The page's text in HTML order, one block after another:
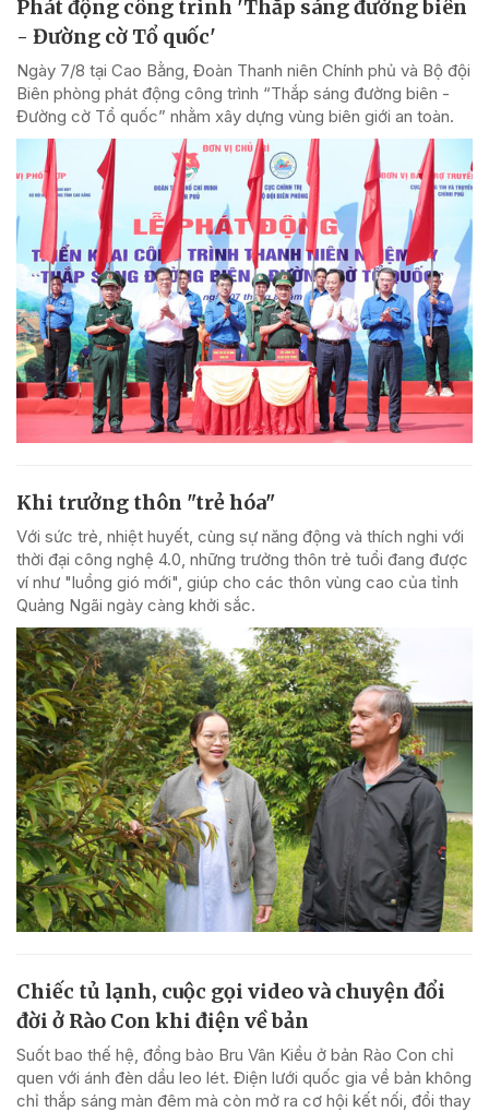
Phát động công trình 'Thắp sáng đường biên
- Đường cờ Tổ quốc'
Ngày 7/8 tại Cao Bằng, Đoàn Thanh niên Chính phủ và Bộ đội
Biên phòng phát động công trình “Thắp sáng đường biên -
Đường cờ Tổ quốc” nhằm xây dựng vùng biên giới an toàn.
Khi trưởng thôn "trẻ hóa"
Với sức trẻ, nhiệt huyết, cùng sự năng động và thích nghi với
thời đại công nghệ 4.0, những trưởng thôn trẻ tuổi đang được
ví như "luồng gió mới", giúp cho các thôn vùng cao của tỉnh
Quảng Ngãi ngày càng khởi sắc.
Chiếc tủ lạnh, cuộc gọi video và chuyện đổi
đời ở Rào Con khi điện về bản
Suốt bao thế hệ, đồng bào Bru Vân Kiều ở bản Rào Con chỉ
quen với ánh đèn dầu leo lét. Điện lưới quốc gia về bản không
chỉ thắp sáng màn đêm mà còn mở ra cơ hội kết nối, đổi thay